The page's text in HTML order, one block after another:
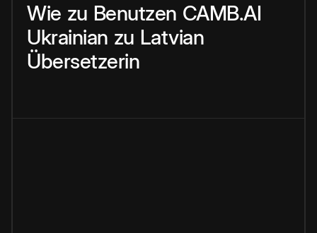
Wie zu Benutzen CAMB.AI
Ukrainian zu Latvian
Übersetzerin